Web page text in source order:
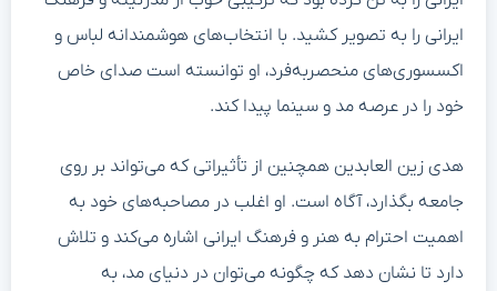
ایرانی را به تصویر کشید. با انتخاب‌های هوشمندانه لباس و
اکسسوری‌های منحصربه‌فرد، او توانسته است صدای خاص
خود را در عرصه مد و سینما پیدا کند.
هدی زین العابدین همچنین از تأثیراتی که می‌تواند بر روی
جامعه بگذارد، آگاه است. او اغلب در مصاحبه‌های خود به
اهمیت احترام به هنر و فرهنگ ایرانی اشاره می‌کند و تلاش
دارد تا نشان دهد که چگونه می‌توان در دنیای مد، به